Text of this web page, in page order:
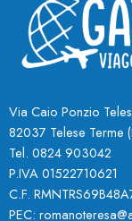
Via Caio Ponzio
82037 Telese Terme
Tel. 0824 903042
P.IVA 01522710621
C.F.
PEC: